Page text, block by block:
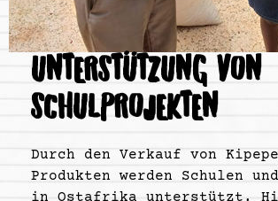
UNTERSTÜTZUNG VON
SCHULPROJEKTEN
Durch den Verkauf von
Produkten werden Schulen